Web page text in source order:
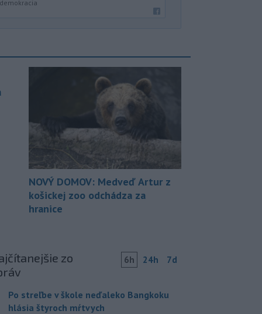
NOVÝ DOMOV: Medveď Artur z
košickej zoo odchádza za
hranice
zo
6h 24h 7d
Po streľbe v škole neďaleko Bangkoku
hlásia štyroch mŕtvych